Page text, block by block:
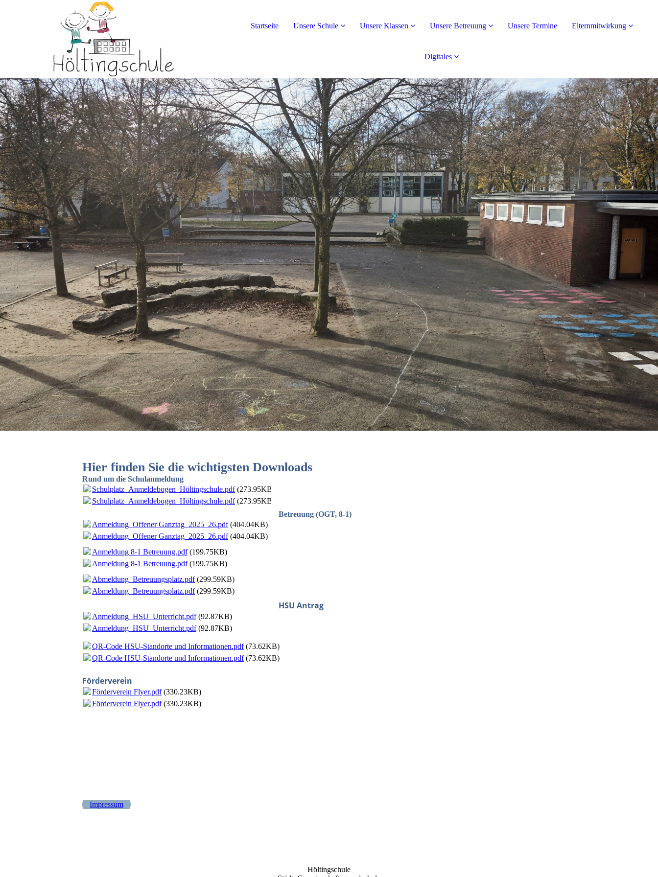
Startseite Unsere Schule Unsere Klassen Unsere Betreuung Unsere Termine Elternmitwirkung
Digitales
Hier finden Sie die wichtigsten Downloads
Rund um die Schulanmeldung
Schulplatz_Anmeldebogen_Höltingschule.pdf(273.95KB)
Schulplatz_Anmeldebogen_Höltingschule.pdf(273.95KB)
Betreuung (OGT, 8-1)
Anmeldung_Offener Ganztag_2025_26.pdf(404.04KB)
Anmeldung_Offener Ganztag_2025_26.pdf(404.04KB)
Anmeldung 8-1 Betreuung.pdf(199.75KB)
Anmeldung 8-1 Betreuung.pdf(199.75KB)
Abmeldung_Betreuungsplatz.pdf(299.59KB)
Abmeldung_Betreuungsplatz.pdf(299.59KB)
HSU Antrag
Anmeldung_HSU_Unterricht.pdf(92.87KB)
Anmeldung_HSU_Unterricht.pdf(92.87KB)
QR-Code HSU-Standorte und Informationen.pdf(73.62KB)
QR-Code HSU-Standorte und Informationen.pdf(73.62KB)
Förderverein
Förderverein Flyer.pdf(330.23KB)
Förderverein Flyer.pdf(330.23KB)
Impressum
Höltingschule